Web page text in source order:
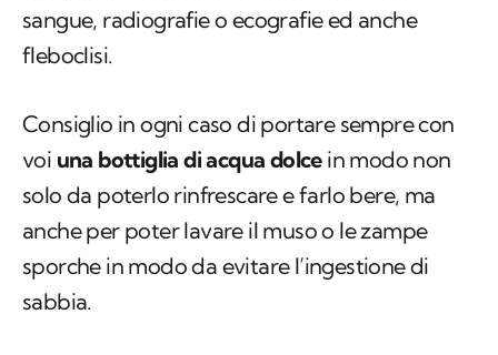
sangue, radiografie o ecografie ed anche
fleboclisi.
Consiglio in ogni caso di portare sempre con
voi una bottiglia di acqua dolcein modo non
solo da poterlo rinfrescare e farlo bere, ma
anche per poter lavare il muso o le zampe
sporche in modo da evitare l’ingestione di
sabbia.